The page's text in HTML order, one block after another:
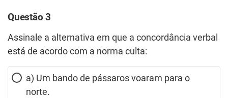
Questão 3
Assinale a alternativa em que a concordância verbal
está de acordo com a norma culta:
a) Um bando de pássaros voaram para o
norte.